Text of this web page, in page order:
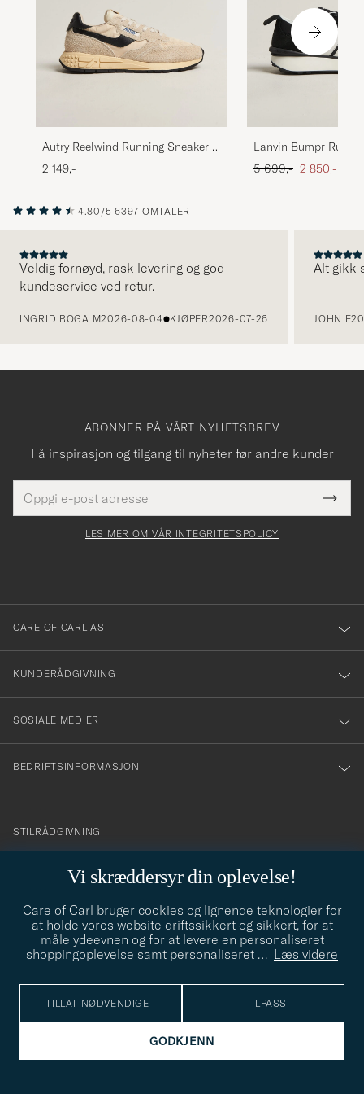
Autry Reelwind Running Sneaker
Ecru/Black
2 149,-
Lanvin Bumpr
Black/White
Ordinær pris
5 699,- Nedsatt pris
2 850,-
4.80/5 6397 OMTALER
Veldig fornøyd, rask levering og god
kundeservice ved retur.
INGRID BOGA M2026-08-04 KJØPER2026-07-26
Alt gikk
JOHN F
Vi skræddersyr din oplevelse!
Care of Carl bruger cookies og lignende teknologier for
at holde vores website driftssikkert og sikkert, for at
måle ydeevnen og for at levere en personaliseret
shoppingoplevelse samt personaliseret … Læs videre
TILLAT NØDVENDIGE TILPASS
GODKJENN
ABONNER PÅ VÅRT NYHETSBREV
Få inspirasjon og tilgang til nyheter før andre kunder
postadresse
felt
Tack
för
dig
till
vårt
nyhetsbrev!
LES MER OM VÅR INTEGRITETSPOLICY
CARE OF CARL AS
KUNDERÅDGIVNING
SOSIALE MEDIER
BEDRIFTSINFORMASJON
info@careofcarl.no
STILRÅDGIVNING
STILRÅDGIVNING
© Care of Carl 2026